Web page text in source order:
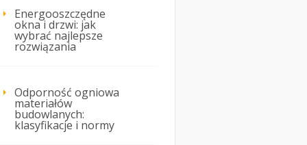
Energooszczędne
okna i drzwi: jak
wybrać najlepsze
rozwiązania
Odporność ogniowa
materiałów
budowlanych:
klasyfikacje i normy